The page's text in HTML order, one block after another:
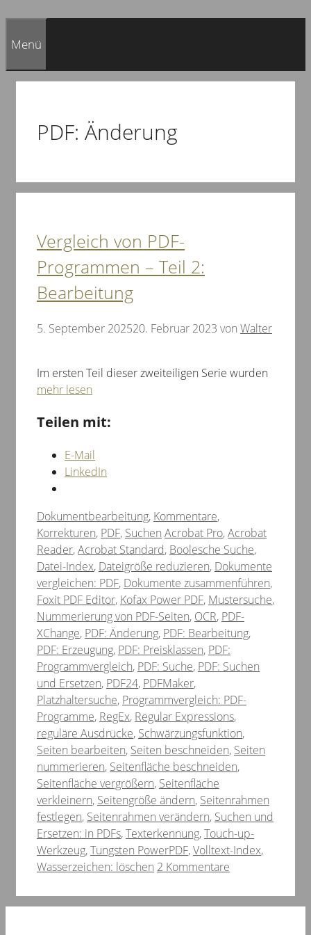
Menü
PDF: Änderung
Vergleich von PDF-
Programmen – Teil 2:
Bearbeitung
5. September 202520. Februar 2023 von Walter
Im ersten Teil dieser zweiteiligen Serie wurden
mehr lesen
Teilen mit:
E-Mail
LinkedIn
Kategorien
Dokumentbearbeitung, Kommentare,
Korrekturen, PDF, Suchen Schlagwörter
Acrobat Pro,Acrobat
Reader,Acrobat Standard, Boolesche Suche,
Datei-Index, Dateigröße reduzieren, Dokumente
vergleichen: PDF, Dokumente zusammenführen,
Foxit PDF Editor, Kofax Power PDF, Mustersuche,
Nummerierung von PDF-Seiten, OCR, PDF-
XChange, PDF: Änderung, PDF: Bearbeitung,
PDF: Erzeugung, PDF: Preisklassen, PDF:
Programmvergleich, PDF: Suche, PDF: Suchen
und Ersetzen, PDF24, PDFMaker,
Platzhaltersuche, Programmvergleich: PDF-
Programme, RegEx, Regular Expressions,
reguläre Ausdrücke, Schwärzungsfunktion,
Seiten bearbeiten, Seiten beschneiden, Seiten
nummerieren, Seitenfläche beschneiden,
Seitenfläche vergrößern, Seitenfläche
verkleinern, Seitengröße ändern, Seitenrahmen
festlegen, Seitenrahmen verändern, Suchen und
Ersetzen: in PDFs,Texterkennung,Touch-up-
Werkzeug,Tungsten PowerPDF,Volltext-Index,
Wasserzeichen: löschen 2 Kommentare